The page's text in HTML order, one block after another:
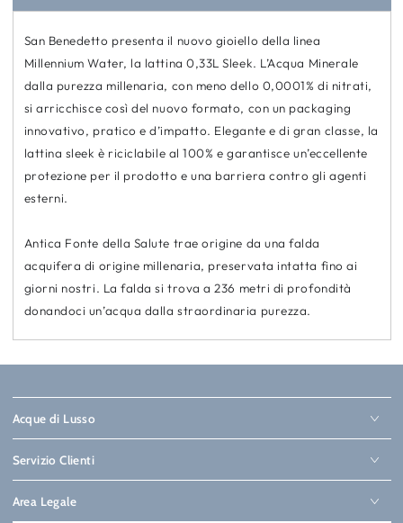
San Benedetto presenta il nuovo gioiello della linea
Millennium Water, la lattina 0,33L Sleek. L’Acqua Minerale
dalla purezza millenaria, con meno dello 0,0001% di nitrati,
si arricchisce così del nuovo formato, con un packaging
innovativo, pratico e d’impatto. Elegante e di gran classe, la
lattina sleek è riciclabile al 100% e garantisce un’eccellente
protezione per il prodotto e una barriera contro gli agenti
esterni.
Antica Fonte della Salute trae origine da una falda
acquifera di origine millenaria, preservata intatta fino ai
giorni nostri. La falda si trova a 236 metri di profondità
donandoci un’acqua dalla straordinaria purezza.
Acque di Lusso
Servizio Clienti
Area Legale